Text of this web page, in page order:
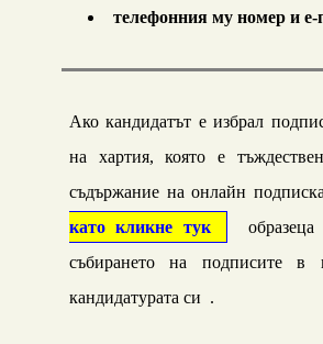
телефонния му номер и
Ако кандидатът е избрал
на хартия, която е
съдържание на онлайн
като кликне тук
образеца
събирането на подписите в
кандидатурата си .